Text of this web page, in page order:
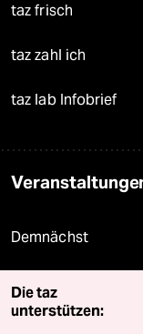
taz frisch
taz zahl ich
taz lab Infobrief
Demnächst
Die taz
unterstützen: